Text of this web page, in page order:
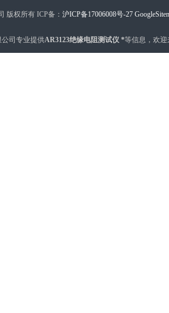
版权所有 ICP备： 沪ICP备17006008号-27
司专业提供AR3123绝缘电阻测试仪 *等信息，欢迎